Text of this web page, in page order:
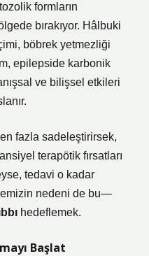
formların
bırakıyor. Hâlbuki
böbrek yetmezliği
epilepside karbonik
ve bilişsel etkileri
fazla sadeleştirirsek,
terapötik fırsatları
tedavi o kadar
nedeni de bu—
hedeflemek.
Başlat